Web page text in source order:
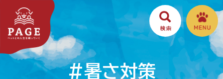
#暑さ対策